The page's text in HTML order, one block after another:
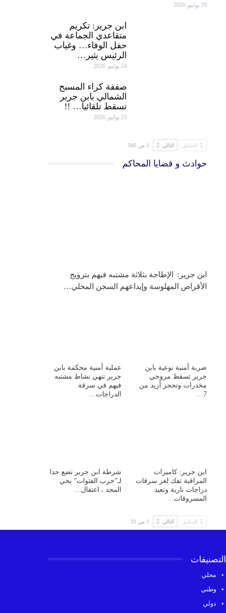
29 يوليو, 2026
ابن جرير: تكريم
متقاعدي الجماعة في
حفل الوفاء… وغياب
الرئيس يثير…
24 يوليو, 2026
صفقة كراء المسبح
الشمالي بابن جرير
تسقط تلقائيا… !!
23 يوليو, 2026
السابق التالي 1 من 566
حوادث و قضايا المحاكم
ابن جرير: الإطاحة بثلاثة مشتبه فيهم بترويج
الأقراص المهلوسة وإيداعهم السجن المحلي…
ضربة أمنية نوعية بابن
جرير تسقط مروجي
مخدرات وتحجز أزيد من
7…
عملية أمنية محكمة بابن
جرير تنهي نشاط مشتبه
فيهم في سرقة
الدراجات…
ابن جرير: كاميرات
المراقبة تفك لغز سرقات
دراجات نارية وتعيد
المسروقات…
شرطة ابن جرير تضع حدا
لـ”حرب الفتوات” بحي
المجد ، اعتقال…
السابق التالي 1 من 31
التصنيفات
محلي
وطني
دولي